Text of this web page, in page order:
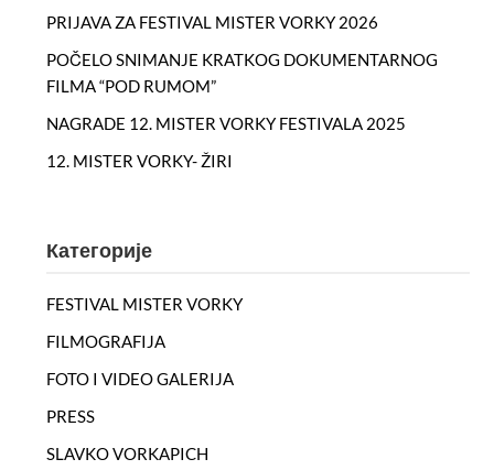
PRIJAVA ZA FESTIVAL MISTER VORKY 2026
POČELO SNIMANJE KRATKOG DOKUMENTARNOG
FILMA “POD RUMOM”
NAGRADE 12. MISTER VORKY FESTIVALA 2025
12. MISTER VORKY- ŽIRI
Категорије
FESTIVAL MISTER VORKY
FILMOGRAFIJA
FOTO I VIDEO GALERIJA
PRESS
SLAVKO VORKAPICH